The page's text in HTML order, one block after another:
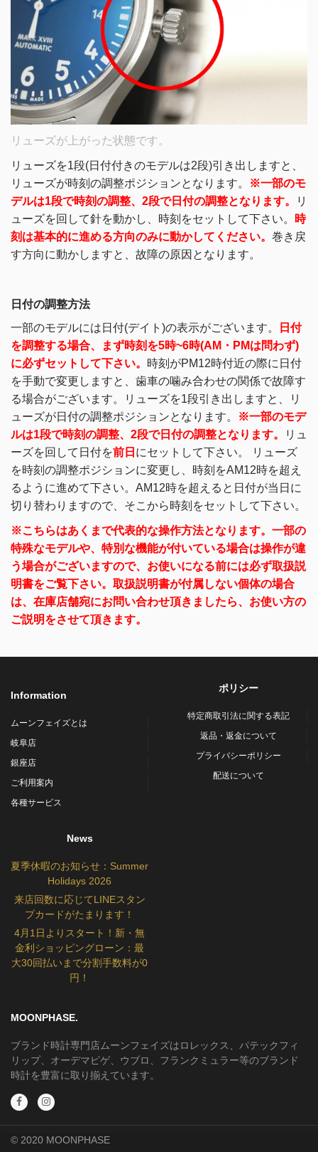
リューズが上がった状態です。
リューズを1段(日付付きのモデルは2段)引き出しますと、
リューズが時刻の調整ポジションとなります。
※一部のモ
デルは1段で時刻の調整、2段で日付の調整となります。
リ
ューズを回して針を動かし、時刻をセットして下さい。
時
刻は基本的に進める方向のみに動かしてください。 巻き戻
す方向に動かしますと、故障の原因となります。
日付の調整方法
一部のモデルには日付(デイト)の表示がございます。
日付
を調整する場合、まず時刻を5時~6時(AM・PMは問わず)
に必ずセットして下さい。 時刻がPM12時付近の際に日付
を手動で変更しますと、歯車の噛み合わせの関係で故障す
る場合がございます。
リューズを1段引き出しますと、リ
ューズが日付の調整ポジションとなります。
※一部のモデ
ルは1段で時刻の調整、2段で日付の調整となります。
リュ
ーズを回して日付を前日 にセットして下さい。
リューズ
を時刻の調整ポジションに変更し、時刻をAM12時を超え
るように進めて下さい。 AM12時を超えると日付が当日に
切り替わりますので、そこから時刻をセットして下さい。
※こちらはあくまで代表的な操作方法となります。 一部の
特殊なモデルや、特別な機能が付いている場合は操作が違
う場合がございますので、 お使いになる前には必ず取扱説
明書をご覧下さい。 取扱説明書が付属しない個体の場合
は、在庫店舗宛にお問い合わせ頂きましたら、 お使い方の
ご説明をさせて頂きます。
Information
ムーンフェイズとは
岐阜店
銀座店
ご利用案内
各種サービス
ポリシー
特定商取引法に関する表記
返品・返金について
プライバシーポリシー
配送について
News
夏季休暇のお知らせ：Summer
Holidays 2026
来店回数に応じてLINEスタン
プカードがたまります！
4月1日よりスタート！新・無
金利ショッピングローン：最
大30回払いまで分割手数料が0
円！
MOONPHASE.
ブランド時計専門店ムーンフェイズはロレックス、パテックフィ
リップ、オーデマピゲ、ウブロ、フランクミュラー等のブランド
時計を豊富に取り揃えています。
© 2020 MOONPHASE